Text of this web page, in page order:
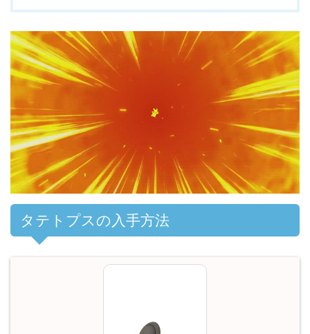
00:00 /01:00
タテトプスの入手方法